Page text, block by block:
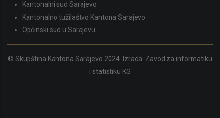
Kantonalni sud Sarajevo
Kantonalno tužilaštvo Kantona Sarajevo
Općinski sud u Sarajevu
© Skupština Kantona Sarajevo 2024. Izrada: Zavod za informatiku
i statistiku KS